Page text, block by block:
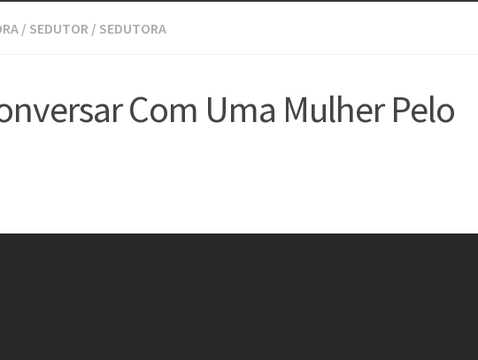
/ SEDUTOR / SEDUTORA
Com Uma Mulher Pelo